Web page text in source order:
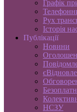
Графік
Рух
Історія
Публікації
Новини
НСЗУ